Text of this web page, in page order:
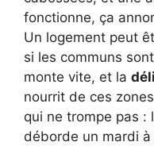
fonctionne, ça
Un logement peut
si les communs
monte vite, et la
nourrit de ces
qui ne trompe pas :
déborde un mardi à